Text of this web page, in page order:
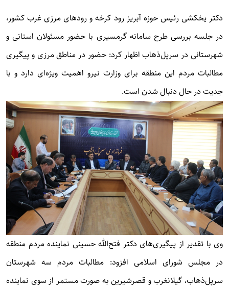
دکتر یخکشی رئیس حوزه آبریز رود کرخه و رودهای مرزی غرب کشور،
در جلسه بررسی طرح سامانه گرمسیری با حضور مسئولان استانی و
شهرستانی در سرپل‌ذهاب اظهار کرد: حضور در مناطق مرزی و پیگیری
مطالبات مردم این منطقه برای وزارت نیرو اهمیت ویژه‌ای دارد و با
جدیت در حال دنبال شدن است.
وی با تقدیر از پیگیری‌های دکتر فتح‌الله حسینی نماینده مردم منطقه
در مجلس شورای اسلامی افزود: مطالبات مردم سه شهرستان
سرپل‌ذهاب، گیلانغرب و قصرشیرین به صورت مستمر از سوی نماینده